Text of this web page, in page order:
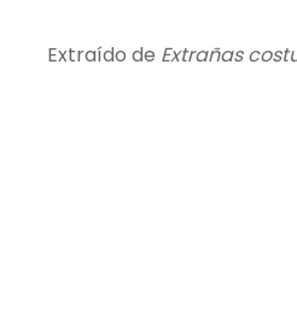
Extraído de Extrañas